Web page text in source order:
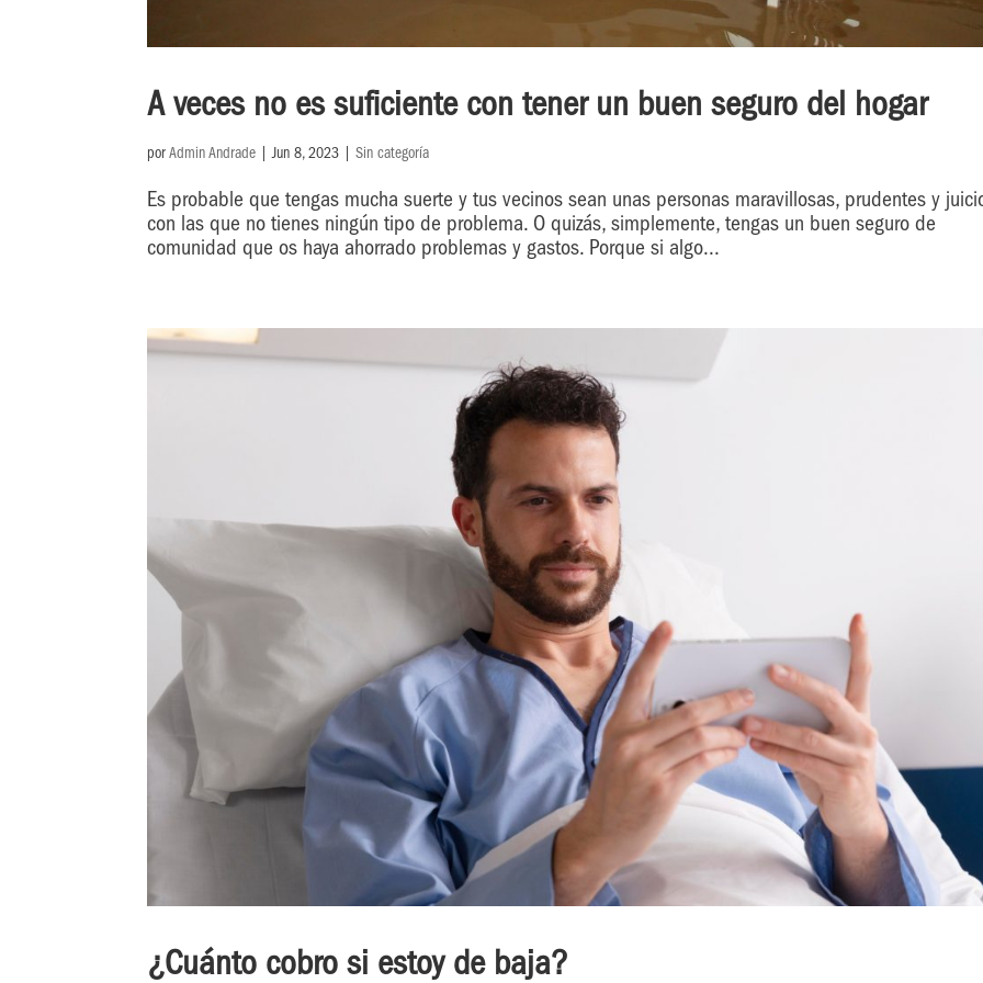
A veces no es suficiente con tener un buen seguro del hogar
porAdmin Andrade |Jun 8, 2023 |Sin categoría
Es probable que tengas mucha suerte y tus vecinos sean unas personas maravillosas, prudentes y
con las que no tienes ningún tipo de problema. O quizás, simplemente, tengas un buen seguro de
comunidad que os haya ahorrado problemas y gastos. Porque si algo...
¿Cuánto cobro si estoy de baja?